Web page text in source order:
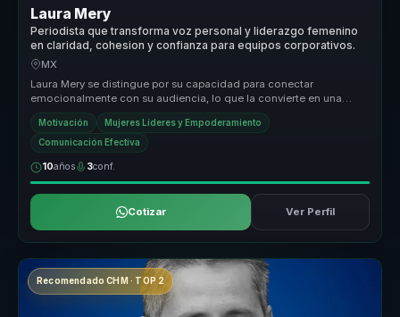
Laura Mery
Periodista que transforma voz personal y liderazgo femenino
en claridad, cohesion y confianza para equipos corporativos.
MX
Laura Mery se distingue por su capacidad para conectar
emocionalmente con su audiencia, lo que la convierte en una
conferencista única en...
Motivación Mujeres Líderes y Empoderamiento
Comunicación Efectiva
10años 3conf.
Cotizar Ver Perfil
Recomendado CHM · TOP 2